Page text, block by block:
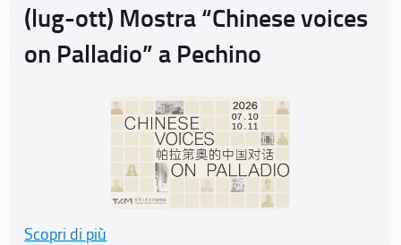
(lug-ott) Mostra “Chinese voices
on Palladio” a Pechino
Scopri di più